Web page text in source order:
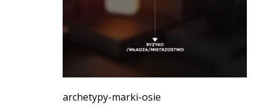
archetypy-marki-osie